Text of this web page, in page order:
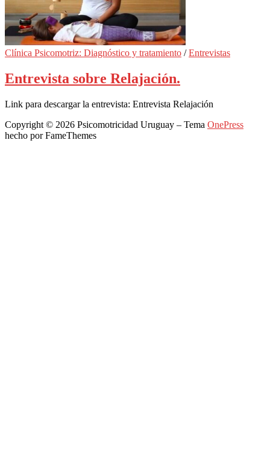
Clínica Psicomotriz: Diagnóstico y tratamiento /Entrevistas
Entrevista sobre Relajación.
Link para descargar la entrevista: Entrevista Relajación
Copyright © 2026 Psicomotricidad Uruguay – Tema OnePress
hecho por FameThemes